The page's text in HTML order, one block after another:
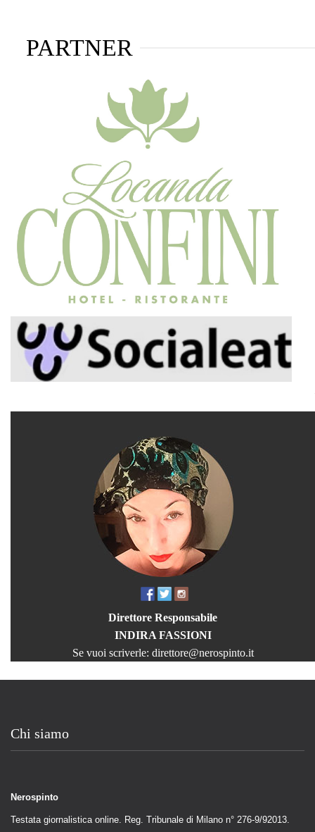
PARTNER
Direttore Responsabile
INDIRA FASSIONI
Se vuoi scriverle: direttore@nerospinto.it
Chi siamo
Nerospinto
Testata giornalistica online. Reg. Tribunale di Milano n° 276-9/92013.